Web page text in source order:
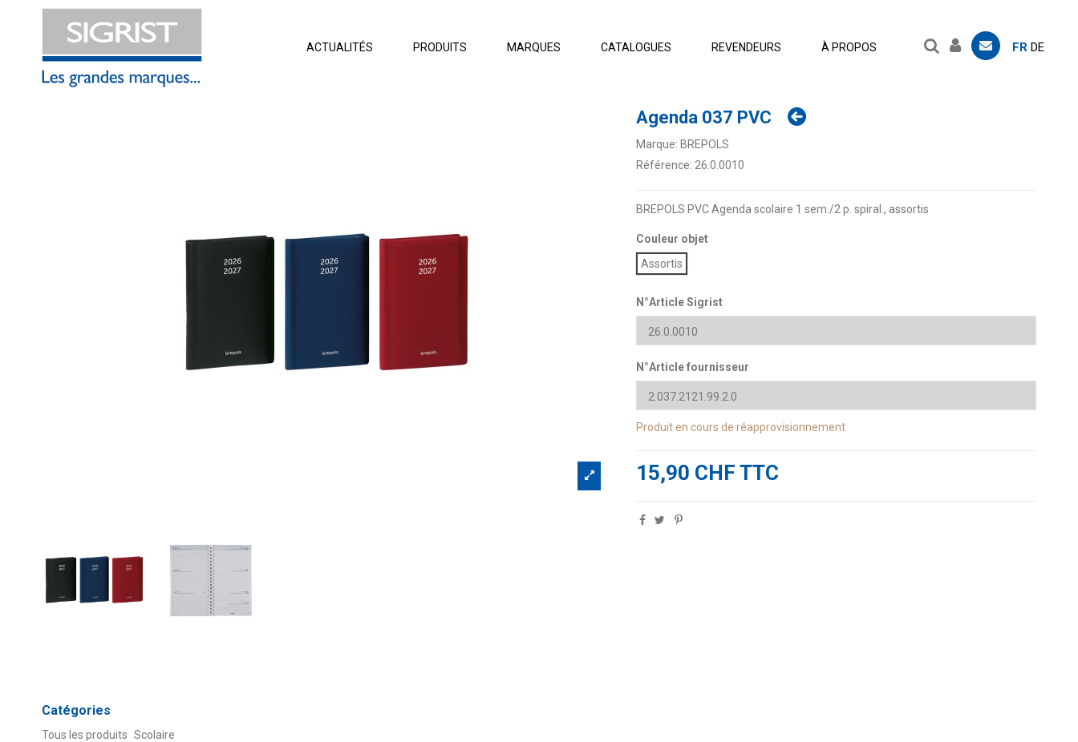
ACTUALITÉS PRODUITS MARQUES CATALOGUES REVENDEURS À PROPOS FR DE
Agenda 037 PVC
Marque: BREPOLS
Référence: 26.0.0010
BREPOLS PVC Agenda scolaire 1 sem./2 p. spiral., assortis
Couleur objet
Assortis
N°Article Sigrist
N°Article fournisseur
Produit en cours de réapprovisionnement
15,90 CHF TTC
Catégories
Tous les produits Scolaire